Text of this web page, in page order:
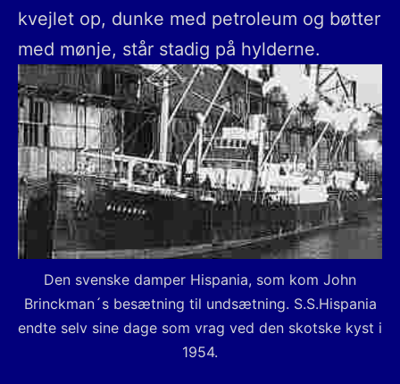
kvejlet op, dunke med petroleum og bøtter
med mønje, står stadig på hylderne.
Den svenske damper Hispania, som kom John
Brinckman´s besætning til undsætning. S.S.Hispania
endte selv sine dage som vrag ved den skotske kyst i
1954.